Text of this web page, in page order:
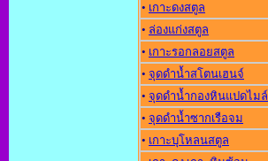
• เกาะดงสตูล
• ล่องแก่งสตูล
• เกาะรอกลอยสตูล
• จุดดำน้ำสโตนเฮนจ์
• จุดดำน้ำกองหินแปดไมล์
• จุดดำน้ำซากเรือจม
• เกาะบุโหลนสตูล